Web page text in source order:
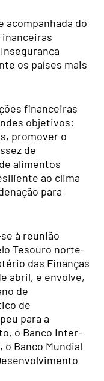
acompanhada do
os países mais
financeiras
objetivos:
promover o
de
alimentos
ao clima
para
à reunião
Tesouro norte-
das Finanças
abril, e envolve,
de
de
para a
o Banco Inter-
Banco Mundial